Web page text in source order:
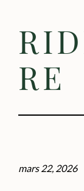
RE
mars 22, 2026